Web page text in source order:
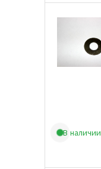
В наличии